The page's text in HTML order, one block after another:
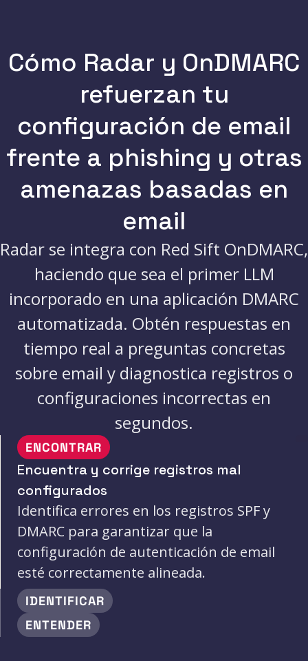
Cómo Radar y OnDMARC
refuerzan tu
configuración de email
frente a phishing y otras
amenazas basadas en
email
Radar se integra con Red Sift OnDMARC,
haciendo que sea el primer LLM
incorporado en una aplicación DMARC
automatizada. Obtén respuestas en
tiempo real a preguntas concretas
sobre email y diagnostica registros o
configuraciones incorrectas en
segundos.
ENCONTRAR
Encuentra y corrige registros mal
configurados
Identifica errores en los registros SPF y
DMARC para garantizar que la
configuración de autenticación de email
esté correctamente alineada.
IDENTIFICAR
ENTENDER